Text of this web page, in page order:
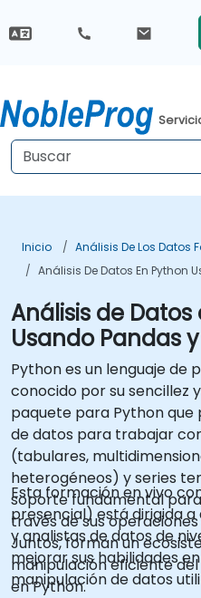
Inicio
Análisis De Los Datos
Análisis De Datos En Python
Análisis de
Usando Pandas
Python es un lenguaje de
conocido por su sencillez
paquete para Python
de datos para trabajar
(tabulares,
heterogéneos) y series
soporte fundamental
través de sus
Juntos, forman un
manipulación eficiente
en Python.
Esta formación en vivo
presencial) está dirigida
y analistas de datos de
mejorar sus habilidades
manipulación de datos